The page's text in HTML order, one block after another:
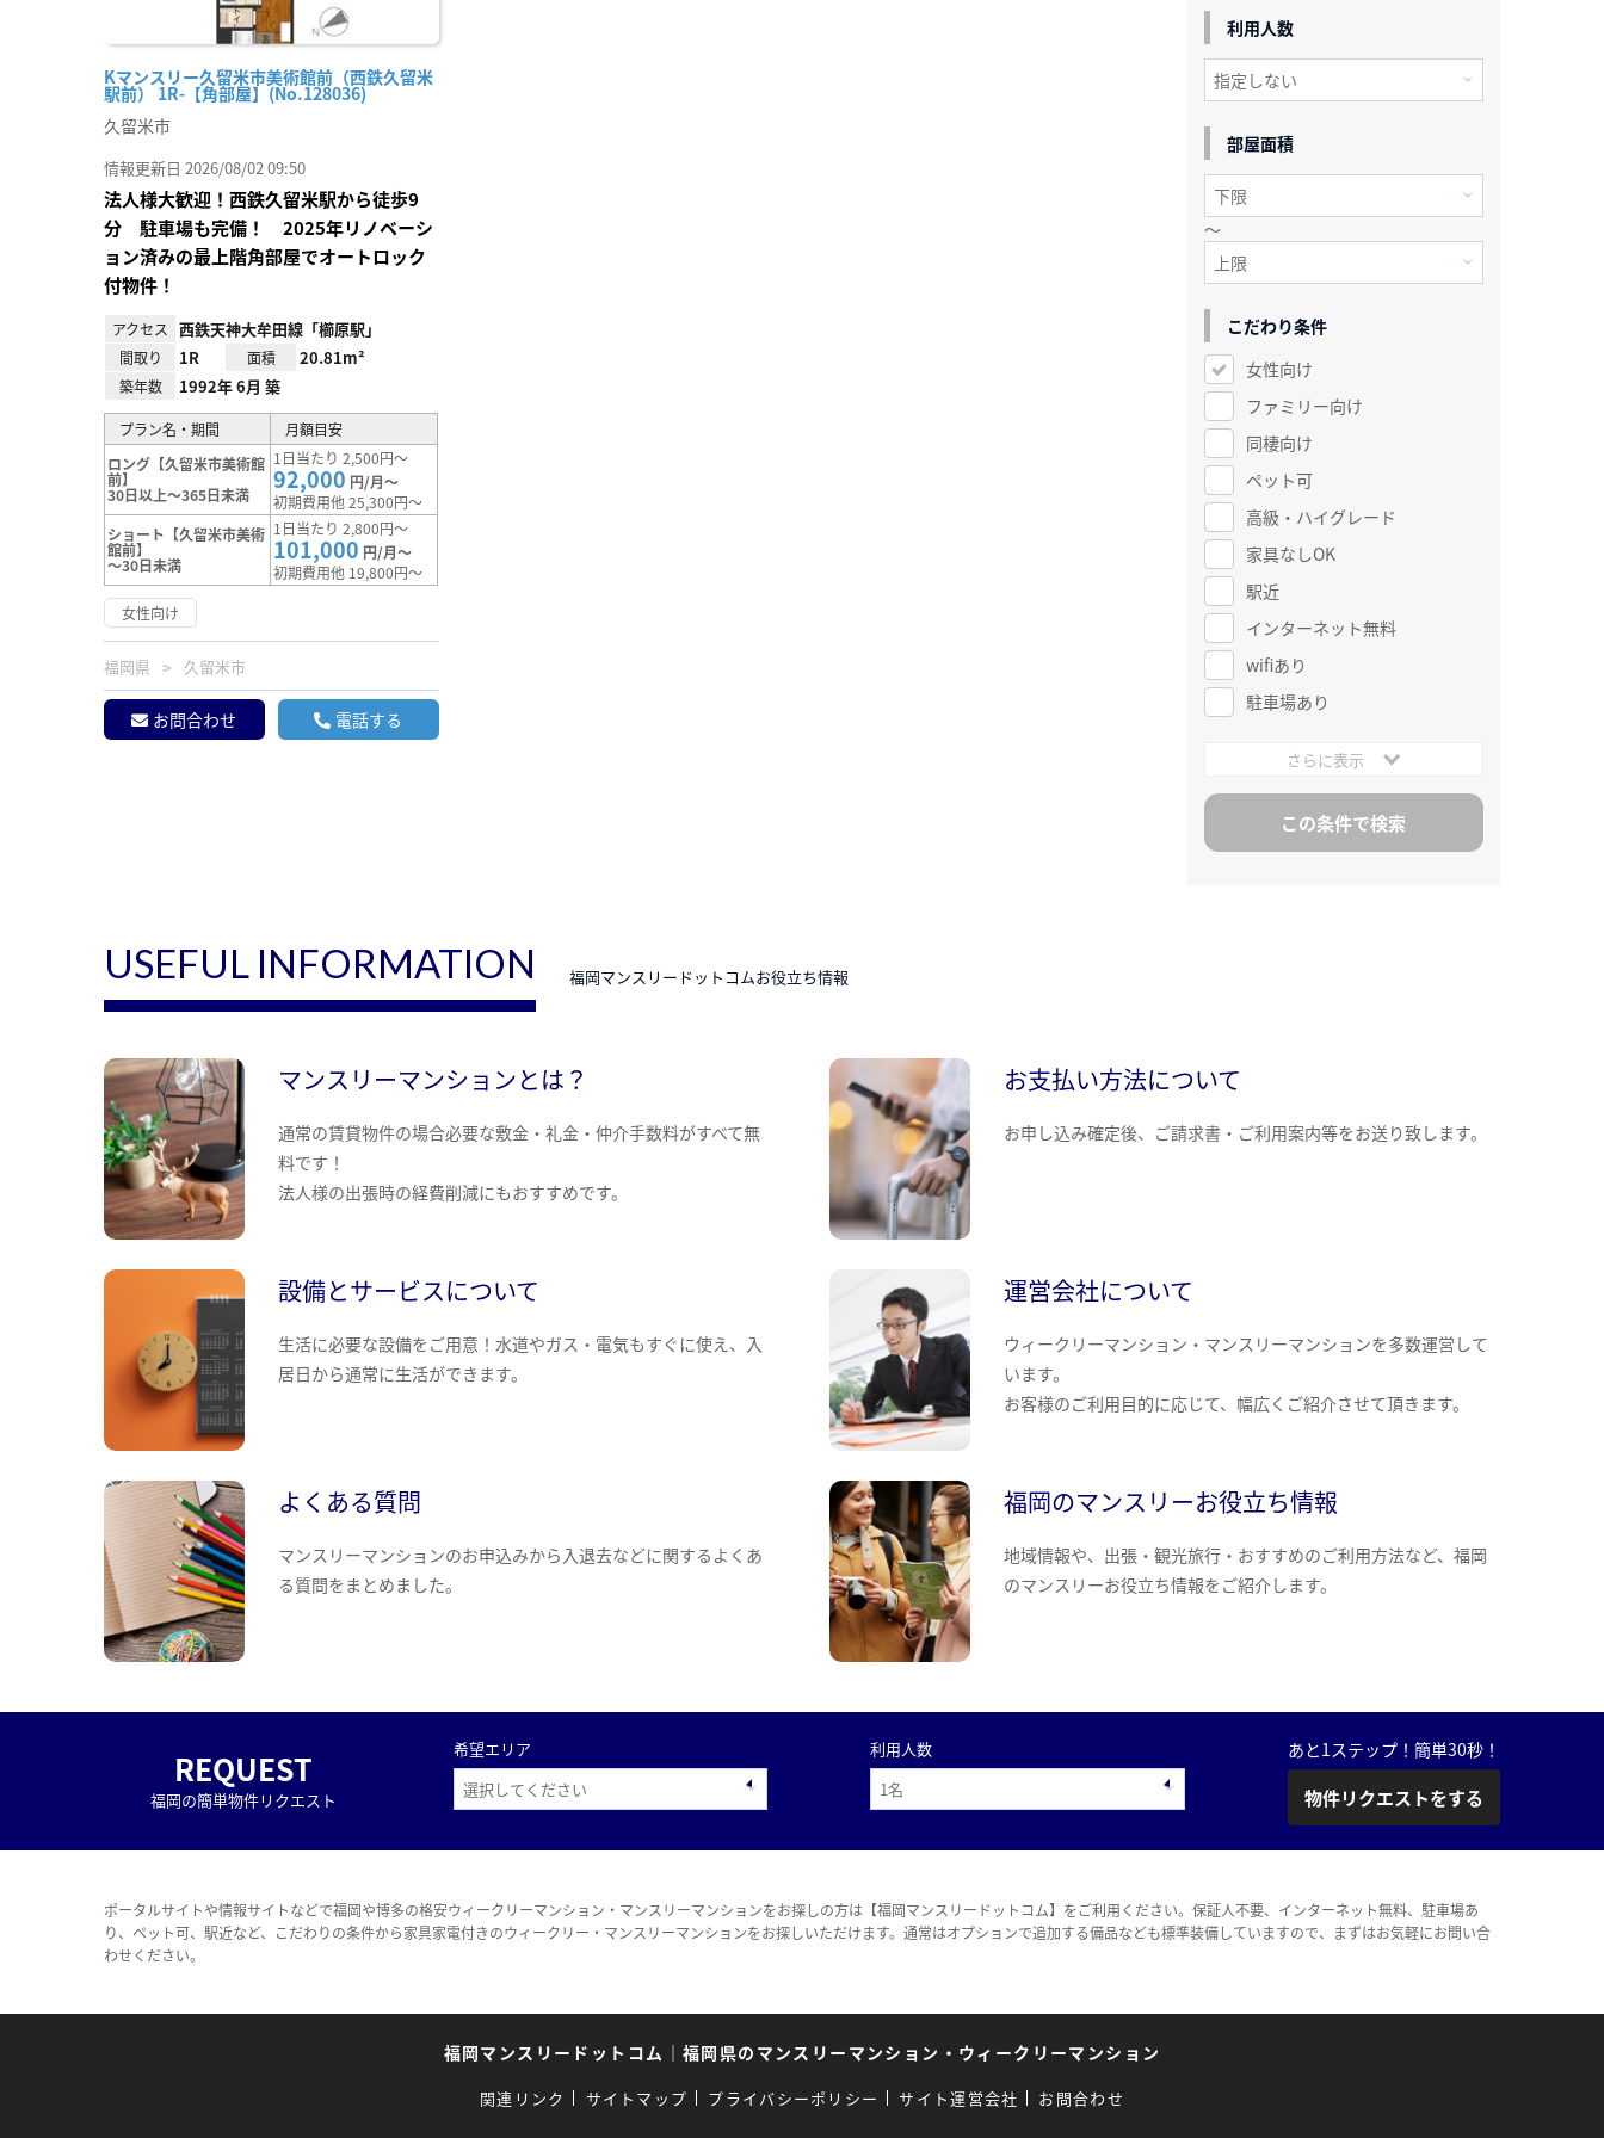
Kマンスリー久留米市美術館前（西鉄久留米
駅前） 1R-【角部屋】(No.128036)
久留米市
情報更新日 2026/08/02 09:50
法人様大歓迎！西鉄久留米駅から徒歩9
分 駐車場も完備！ 2025年リノベーシ
ョン済みの最上階角部屋でオートロック
付物件！
アクセス 西鉄天神大牟田線「櫛原駅」
間取り 1R 面積 20.81m²
築年数 1992年 6月 築
プラン名・期間
月額目安
ロング【久留米市美術館
前】
30日以上～365日未満
1日当たり 2,500円～
92,000 円/月～
初期費用他 25,300円～
ショート【久留米市美術
館前】
～30日未満
1日当たり 2,800円～
101,000 円/月～
初期費用他 19,800円～
女性向け
福岡県 久留米市
お問合わせ 電話する
利用人数
部屋面積
～
こだわり条件
女性向け
ファミリー向け
同棲向け
ペット可
高級・ハイグレード
家具なしOK
駅近
インターネット無料
wifiあり
駐車場あり
さらに表示
USEFUL INFORMATION 福岡マンスリードットコムお役立ち情報
マンスリーマンションとは？
通常の賃貸物件の場合必要な敷金・礼金・仲介手数料がすべて無
料です！
法人様の出張時の経費削減にもおすすめです。
お支払い方法について
お申し込み確定後、ご請求書・ご利用案内等をお送り致します。
設備とサービスについて
生活に必要な設備をご用意！水道やガス・電気もすぐに使え、入
居日から通常に生活ができます。
運営会社について
ウィークリーマンション・マンスリーマンションを多数運営して
います。
お客様のご利用目的に応じて、幅広くご紹介させて頂きます。
よくある質問
マンスリーマンションのお申込みから入退去などに関するよくあ
る質問をまとめました。
福岡のマンスリーお役立ち情報
地域情報や、出張・観光旅行・おすすめのご利用方法など、福岡
のマンスリーお役立ち情報をご紹介します。
REQUEST
福岡の簡単物件リクエスト
希望エリア 利用人数 あと1ステップ！簡単30秒！
物件リクエストをする
ポータルサイトや情報サイトなどで福岡や博多の格安ウィークリーマンション・マンスリーマンションをお探しの方は【福岡マンスリードットコム】をご利用ください。保証人不要、インターネット無料、駐車場あ
り、ペット可、駅近など、こだわりの条件から家具家電付きのウィークリー・マンスリーマンションをお探しいただけます。通常はオプションで追加する備品なども標準装備していますので、まずはお気軽にお問い合
わせください。
福岡マンスリードットコム ｜ 福岡県のマンスリーマンション・ウィークリーマンション
関連リンク サイトマップ プライバシーポリシー サイト運営会社 お問合わせ